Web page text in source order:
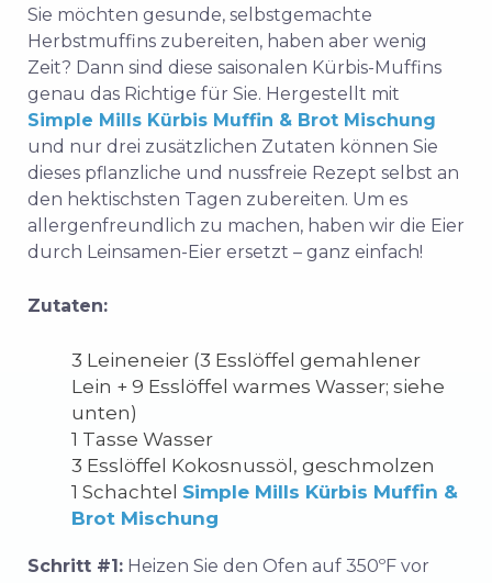
Sie möchten gesunde, selbstgemachte
Herbstmuffins zubereiten, haben aber wenig
Zeit? Dann sind diese saisonalen Kürbis-Muffins
genau das Richtige für Sie. Hergestellt mit
Simple Mills Kürbis Muffin & Brot Mischung
und nur drei zusätzlichen Zutaten können Sie
dieses pflanzliche und nussfreie Rezept selbst an
den hektischsten Tagen zubereiten. Um es
allergenfreundlich zu machen, haben wir die Eier
durch Leinsamen-Eier ersetzt – ganz einfach!
Zutaten:
3 Leineneier (3 Esslöffel gemahlener
Lein + 9 Esslöffel warmes Wasser; siehe
unten)
1 Tasse Wasser
3 Esslöffel Kokosnussöl, geschmolzen
1 Schachtel Simple Mills Kürbis Muffin &
Brot Mischung
Schritt #1: Heizen Sie den Ofen auf 350ºF vor